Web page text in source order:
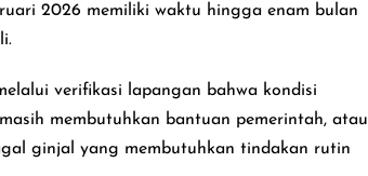
2026 memiliki waktu hingga enam bulan
verifikasi lapangan bahwa kondisi
membutuhkan bantuan pemerintah, atau
ginjal yang membutuhkan tindakan rutin